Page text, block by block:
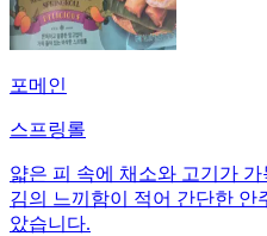
포메인
스프링롤
얇은 피 속에 채소와 고기가
김의 느끼함이 적어 간단한 안
았습니다.